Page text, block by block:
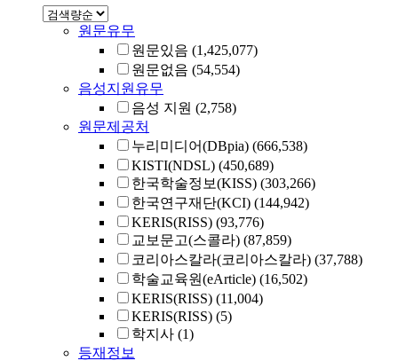
원문유무
원문있음 (1,425,077)
원문없음 (54,554)
음성지원유무
음성 지원 (2,758)
원문제공처
누리미디어(DBpia) (666,538)
KISTI(NDSL) (450,689)
한국학술정보(KISS) (303,266)
한국연구재단(KCI) (144,942)
KERIS(RISS) (93,776)
교보문고(스콜라) (87,859)
코리아스칼라(코리아스칼라) (37,788)
학술교육원(eArticle) (16,502)
KERIS(RISS) (11,004)
KERIS(RISS) (5)
학지사 (1)
등재정보